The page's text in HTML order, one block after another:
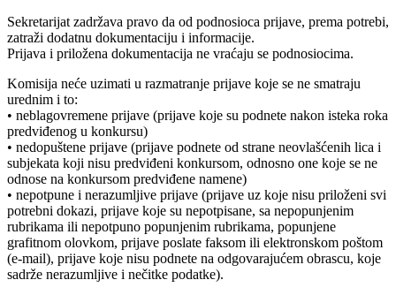
Sekretarijat zadržava pravo da od podnosioca prijave, prema potrebi,
zatraži dodatnu dokumentaciju i informacije.
Prijava i priložena dokumentacija ne vraćaju se podnosiocima.
Komisija neće uzimati u razmatranje prijave koje se ne smatraju
urednim i to:
• neblagovremene prijave (prijave koje su podnete nakon isteka roka
predviđenog u konkursu)
• nedopuštene prijave (prijave podnete od strane neovlašćenih lica i
subjekata koji nisu predviđeni konkursom, odnosno one koje se ne
odnose na konkursom predviđene namene)
• nepotpune i nerazumljive prijave (prijave uz koje nisu priloženi svi
potrebni dokazi, prijave koje su nepotpisane, sa nepopunjenim
rubrikama ili nepotpuno popunjenim rubrikama, popunjene
grafitnom olovkom, prijave poslate faksom ili elektronskom poštom
(e-mail), prijave koje nisu podnete na odgovarajućem obrascu, koje
sadrže nerazumljive i nečitke podatke).